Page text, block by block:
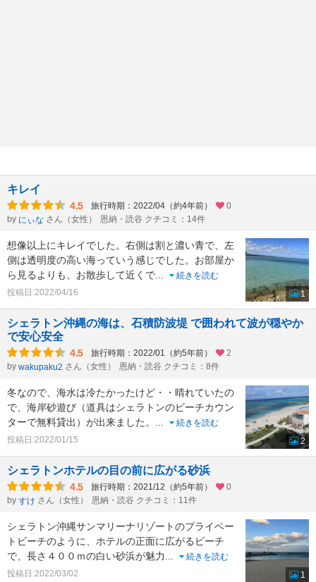
キレイ
4.5 旅行時期：2022/04（約4年前）
0
by にぃな さん（女性） 恩納・読谷 クチコミ：14件
想像以上にキレイでした。右側は割と濃い青で、左
側は透明度の高い海っていう感じでした。お部屋か
ら見るよりも、お散歩して近くで...
続きを読む
投稿日:2022/04/16
1
シェラトン沖縄の海は、石積防波堤 で囲われて波が穏やか
で安心安全
4.5 旅行時期：2022/01（約5年前）
2
by wakupaku2 さん（女性） 恩納・読谷 クチコミ：8件
冬なので、海水は冷たかったけど・・晴れていたの
で、海岸砂遊び（道具はシェラトンのビーチカウン
ターで無料貸出）が出来ました。 ...
続きを読む
投稿日:2022/01/15
2
シェラトンホテルの目の前に広がる砂浜
4.5 旅行時期：2021/12（約5年前）
0
by すけ さん（女性） 恩納・読谷 クチコミ：11件
シェラトン沖縄サンマリーナリゾートのプライベー
トビーチのように、ホテルの正面に広がるビーチ
で、長さ４００ｍの白い砂浜が魅力...
続きを読む
投稿日:2022/03/02
1